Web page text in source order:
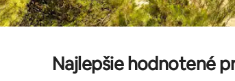
Najlepšie hodnotené